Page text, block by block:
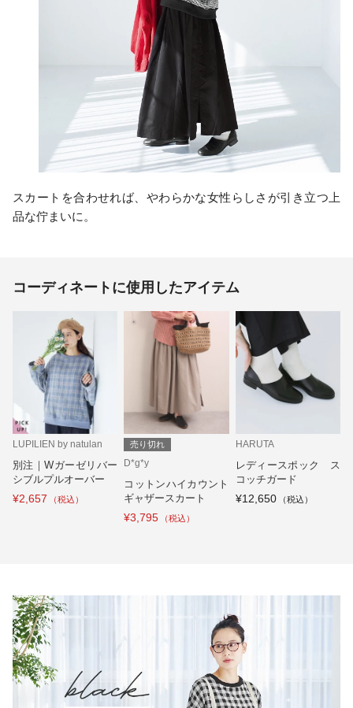
スカートを合わせれば、やわらかな女性らしさが引き立つ上
品な佇まいに。
コーディネートに使用したアイテム
LUPILIEN by natulan
別注｜Wガーゼリバー
シブルプルオーバー
¥2,657
売り切れ
D*g*y
コットンハイカウント
ギャザースカート
¥3,795
HARUTA
レディースポック ス
コッチガード
¥12,650